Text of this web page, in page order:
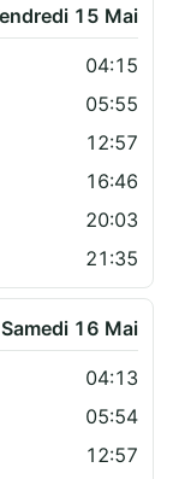
15 Mai
04:15
05:55
12:57
16:46
20:03
21:35
Samedi 16 Mai
04:13
05:54
12:57